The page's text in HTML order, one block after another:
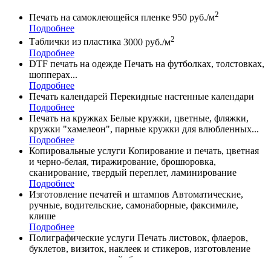
Печать на самоклеющейся пленке 950 руб./м2
Подробнее
Таблички из пластика 3000 руб./м2
Подробнее
DTF печать на одежде Печать на футболках, толстовках,
шопперах...
Подробнее
Печать календарей Перекидные настенные календари
Подробнее
Печать на кружках Белые кружки, цветные, фляжки,
кружки "хамелеон", парные кружки для влюбленных...
Подробнее
Копировальные услуги Копирование и печать, цветная
и черно-белая, тиражирование, брошюровка,
сканирование, твердый переплет, ламинирование
Подробнее
Изготовление печатей и штампов Автоматические,
ручные, водительские, самонаборные, факсимиле,
клише
Подробнее
Полиграфические услуги Печать листовок, флаеров,
буклетов, визиток, наклеек и стикеров, изготовление